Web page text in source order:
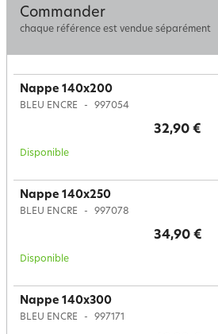
Commander
chaque référence est vendue séparément
Nappe 140x200
BLEU ENCRE 997054
32,90 €
Disponible
Nappe 140x250
BLEU ENCRE 997078
34,90 €
Disponible
Nappe 140x300
BLEU ENCRE 997171